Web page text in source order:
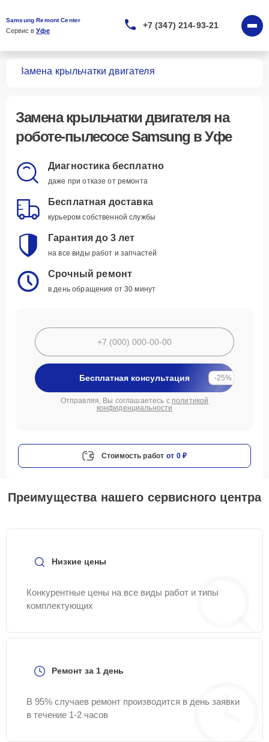
Samsung Remont Center
Сервис в Уфе
+7 (347) 214-93-21
Замена крыльчатки двигателя
Замена крыльчатки двигателяна
роботе-пылесосе Samsung в Уфе
Диагностика бесплатно
даже при отказе от ремонта
Бесплатная доставка
курьером собственной службы
Гарантия до 3 лет
на все виды работ и запчастей
Срочный ремонт
в день обращения от 30 минут
Бесплатная консультация -25%
Отправляя, Вы соглашаетесь с политикой
конфиденциальности
Стоимость работ от 0 ₽
Преимущества нашего сервисного центра
Низкие цены
Конкурентные цены на все виды работ и типы
комплектующих
Ремонт за 1 день
В 95% случаев ремонт производится в день заявки
в течение 1-2 часов